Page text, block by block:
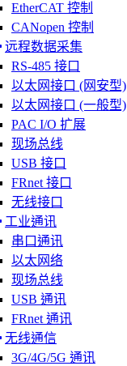
EtherCAT 控制
CANopen 控制
远程数据采集
RS-485 接口
以太网接口 (网安型)
以太网接口 (一般型)
PAC I/O 扩展
现场总线
USB 接口
FRnet 接口
无线接口
工业通讯
串口通讯
以太网络
现场总线
USB 通讯
FRnet 通讯
无线通信
3G/4G/5G 通讯